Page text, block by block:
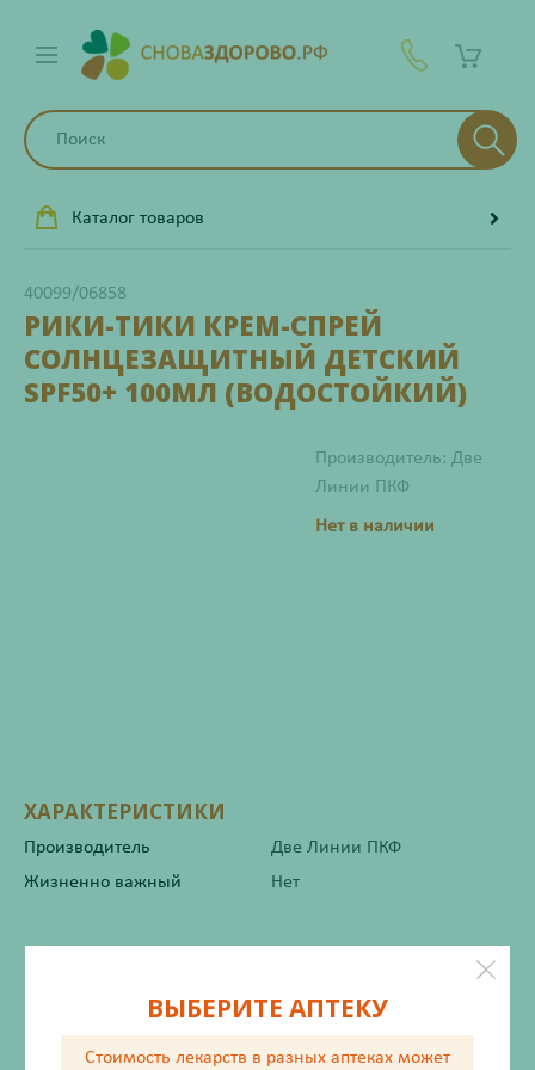
Каталог товаров
40099/06858
РИКИ-ТИКИ КРЕМ-СПРЕЙ
СОЛНЦЕЗАЩИТНЫЙ ДЕТСКИЙ
SPF50+ 100МЛ (ВОДОСТОЙКИЙ)
Производитель: Две
Линии ПКФ
Нет в наличии
ХАРАКТЕРИСТИКИ
Производитель
Две Линии ПКФ
Жизненно важный
Нет
Состав
ВЫБЕРИТЕ АПТЕКУ
Стоимость лекарств в разных аптеках может